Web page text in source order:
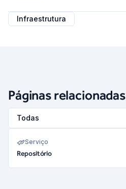
Infraestrutura
Páginas relacionadas
Serviço
Repositório
Todas